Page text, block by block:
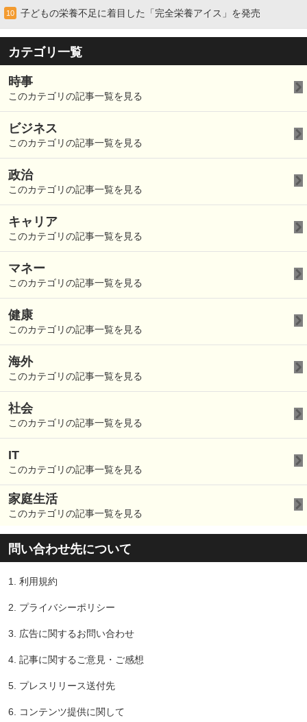
10 子どもの栄養不足に着目した「完全栄養アイス」を発売
カテゴリ一覧
時事
このカテゴリの記事一覧を見る
ビジネス
このカテゴリの記事一覧を見る
政治
このカテゴリの記事一覧を見る
キャリア
このカテゴリの記事一覧を見る
マネー
このカテゴリの記事一覧を見る
健康
このカテゴリの記事一覧を見る
海外
このカテゴリの記事一覧を見る
社会
このカテゴリの記事一覧を見る
IT
このカテゴリの記事一覧を見る
家庭生活
このカテゴリの記事一覧を見る
問い合わせ先について
1. 利用規約
2. プライバシーポリシー
3. 広告に関するお問い合わせ
4. 記事に関するご意見・ご感想
5. プレスリリース送付先
6. コンテンツ提供に関して